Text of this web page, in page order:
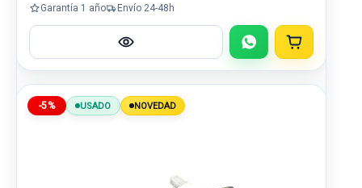
Garantía 1 año Envío 24-48h
-5% USADO NOVEDAD